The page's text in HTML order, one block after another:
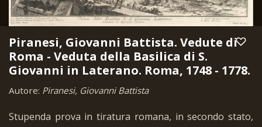
Piranesi, Giovanni Battista. Vedute di
Roma - Veduta della Basilica di S.
Giovanni in Laterano. Roma, 1748 - 1778.
Autore: Piranesi, Giovanni Battista
Stupenda prova in tiratura romana, in secondo stato,